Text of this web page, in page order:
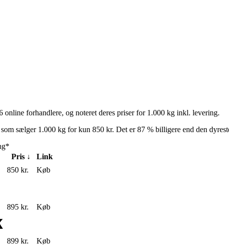
forhandlere, og noteret deres priser for 1.000 kg inkl. levering.
sælger 1.000 kg for kun 850 kr. Det er 87 % billigere end den
Pris ↓
Link
850 kr.
Køb
895 kr. Køb
899 kr.
Køb